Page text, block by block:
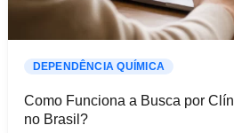
DEPENDÊNCIA QUÍMICA
Como Funciona a Busca por
no Brasil?